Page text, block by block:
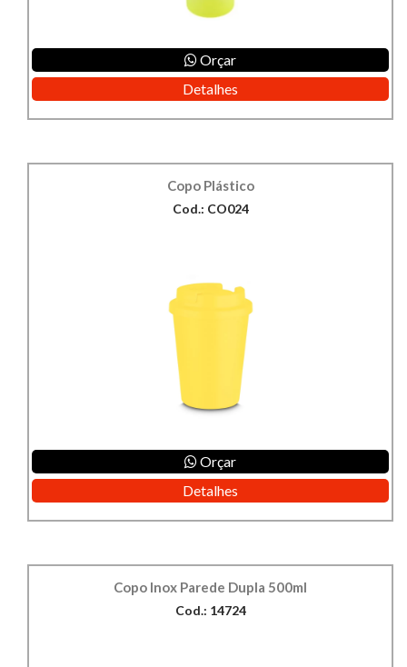
Orçar
Detalhes
Copo Plástico
Cod.: CO024
Orçar
Detalhes
Copo Inox Parede Dupla 500ml
Cod.: 14724